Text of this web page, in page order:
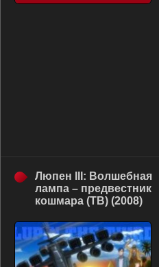
Люпен III: Волшебная
лампа – предвестник
кошмара (ТВ) (2008)